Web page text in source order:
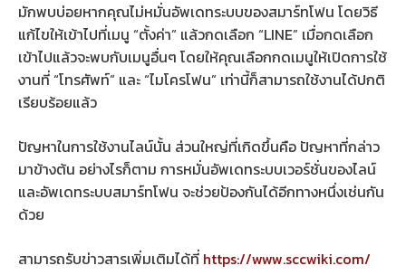
มักพบบ่อยหากคุณไม่หมั่นอัพเดทระบบของสมาร์ทโฟน โดยวิธี
แก้ไขให้เข้าไปที่เมนู “ตั้งค่า” แล้วกดเลือก “LINE” เมื่อกดเลือก
เข้าไปแล้วจะพบกับเมนูอื่นๆ โดยให้คุณเลือกกดเมนูให้เปิดการใช้
งานที่ “โทรศัพท์” และ “ไมโครโฟน” เท่านี้ก็สามารถใช้งานได้ปกติ
เรียบร้อยแล้ว
ปัญหาในการใช้งานไลน์นั้น ส่วนใหญ่ที่เกิดขึ้นคือ ปัญหาที่กล่าว
มาข้างต้น อย่างไรก็ตาม การหมั่นอัพเดทระบบเวอร์ชั่นของไลน์
และอัพเดทระบบสมาร์ทโฟน จะช่วยป้องกันได้อีกทางหนึ่งเช่นกัน
ด้วย
สามารถรับข่าวสารเพิ่มเติมได้ที่ https://www.sccwiki.com/